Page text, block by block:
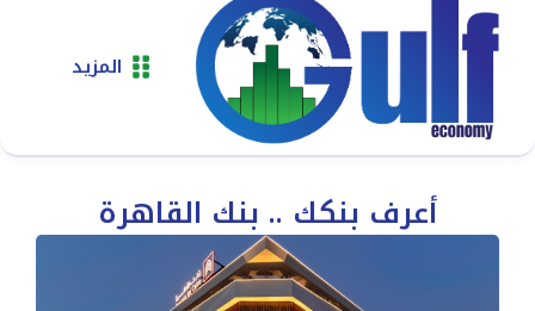
المزيد
أعرف بنكك .. بنك القاهرة